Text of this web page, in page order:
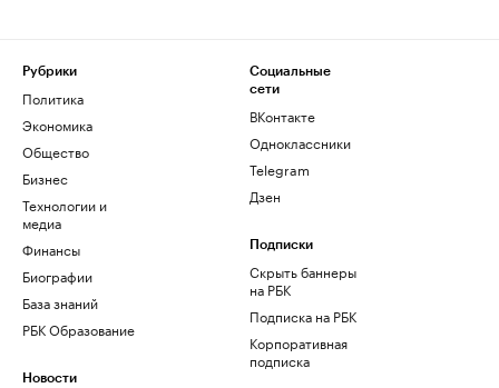
Рубрики
Политика
Экономика
Общество
Бизнес
Технологии и
медиа
Финансы
Биографии
База знаний
РБК Образование
Новости
Социальные
сети
ВКонтакте
Одноклассники
Telegram
Дзен
Подписки
Скрыть баннеры
на РБК
Подписка на РБК
Корпоративная
подписка